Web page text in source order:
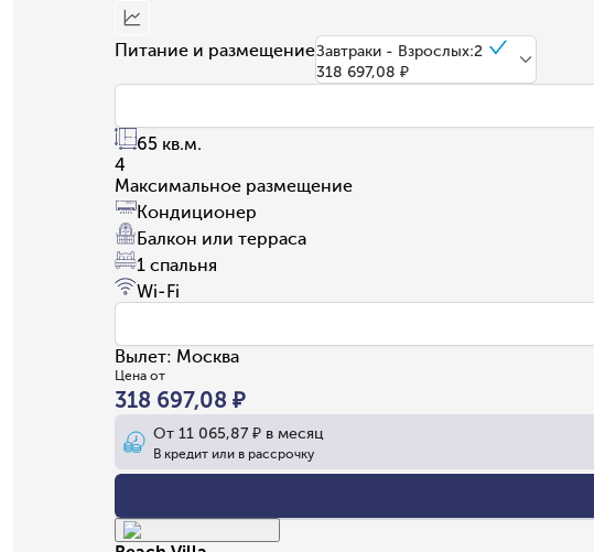
Питание и размещениеЗавтраки - Взрослых:2
318 697,08 ₽
65 кв.м.
4
Максимальное размещение
Кондиционер
Балкон или терраса
1 спальня
Wi-Fi
Вылет: Москва
Цена от
318 697,08 ₽
От 11 065,87 ₽ в месяц
В кредит или в рассрочку